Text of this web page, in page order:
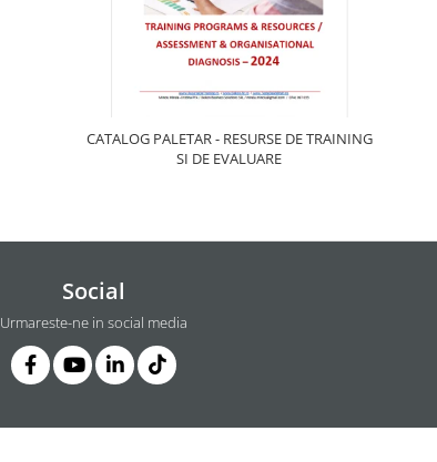
CATALOG PALETAR - RESURSE DE TRAINING
SI DE EVALUARE
Social
Urmareste-ne in social media